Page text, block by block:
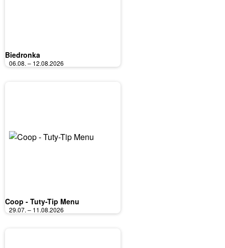
Biedronka
06.08. – 12.08.2026
Coop - Tuty-Tip Menu
29.07. – 11.08.2026